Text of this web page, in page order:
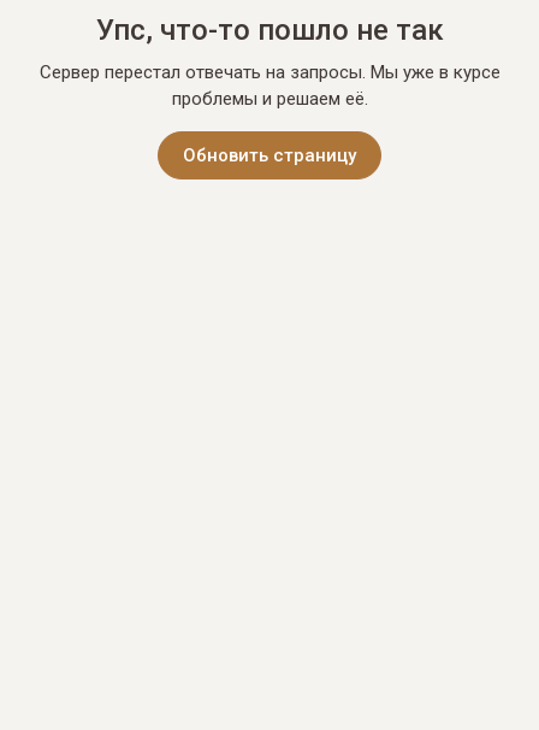
Упс, что-то пошло не так
Сервер перестал отвечать на запросы. Мы уже в курсе
проблемы и решаем её.
Обновить страницу